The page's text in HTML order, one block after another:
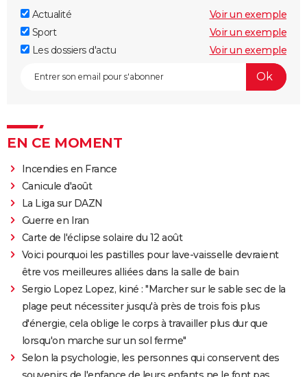
Actualité
Voir un exemple
Sport
Voir un exemple
Les dossiers d'actu
Voir un exemple
EN CE MOMENT
Incendies en France
Canicule d'août
La Liga sur DAZN
Guerre en Iran
Carte de l'éclipse solaire du 12 août
Voici pourquoi les pastilles pour lave-vaisselle devraient
être vos meilleures alliées dans la salle de bain
Sergio Lopez Lopez, kiné : "Marcher sur le sable sec de la
plage peut nécessiter jusqu'à près de trois fois plus
d'énergie, cela oblige le corps à travailler plus dur que
lorsqu'on marche sur un sol ferme"
Selon la psychologie, les personnes qui conservent des